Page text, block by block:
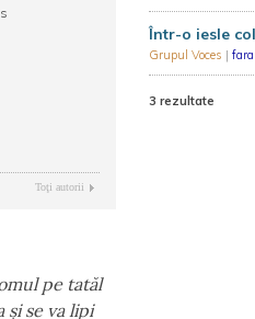
Într-o iesle
Grupul Voces |
3 rezultate
Toţi autorii
pe tatăl
şi se va lipi